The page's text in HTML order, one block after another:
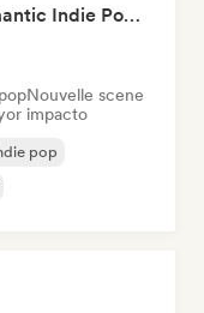
Love on Repeat 💖 Romantic Indie Pop, Neo Soul & Singer-Songwriter
Nouvelle scene
impacto
pop